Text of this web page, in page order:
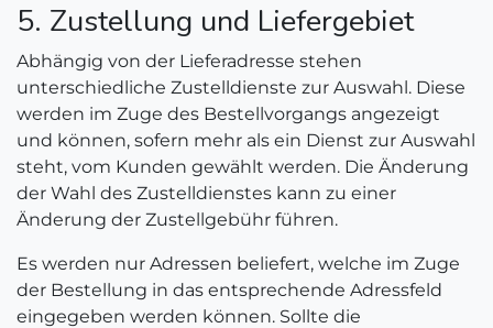
5. Zustellung und Liefergebiet
Abhängig von der Lieferadresse stehen
unterschiedliche Zustelldienste zur Auswahl. Diese
werden im Zuge des Bestellvorgangs angezeigt
und können, sofern mehr als ein Dienst zur Auswahl
steht, vom Kunden gewählt werden. Die Änderung
der Wahl des Zustelldienstes kann zu einer
Änderung der Zustellgebühr führen.
Es werden nur Adressen beliefert, welche im Zuge
der Bestellung in das entsprechende Adressfeld
eingegeben werden können. Sollte die